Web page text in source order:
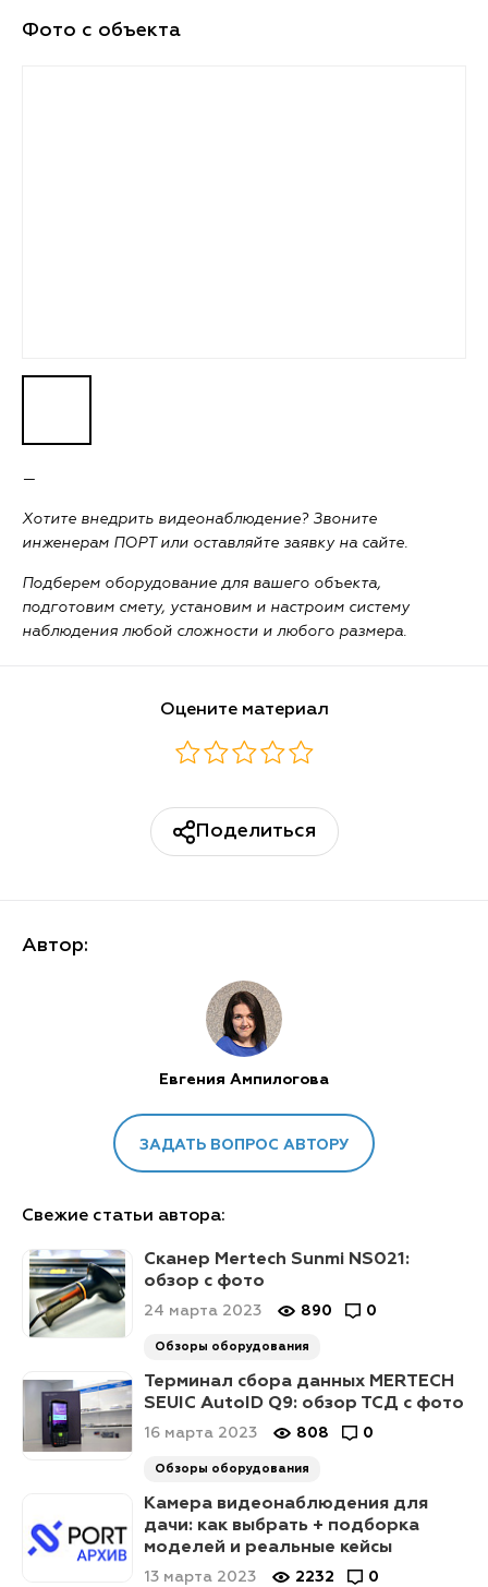
Фото с объекта
—
Хотите внедрить видеонаблюдение? Звоните
инженерам ПОРТ или оставляйте заявку на сайте.
Подберем оборудование для вашего объекта,
подготовим смету, установим и настроим систему
наблюдения любой сложности и любого размера.
Оцените материал
Поделиться
Автор:
Евгения Ампилогова
ЗАДАТЬ ВОПРОС АВТОРУ
Свежие статьи автора:
Сканер Mertech Sunmi NS021:
обзор с фото
24 марта 2023 890 0
Обзоры оборудования
Терминал сбора данных MERTECH
SEUIC AutoID Q9: обзор ТСД с фото
16 марта 2023 808 0
Обзоры оборудования
Камера видеонаблюдения для
дачи: как выбрать + подборка
моделей и реальные кейсы
13 марта 2023 2232 0